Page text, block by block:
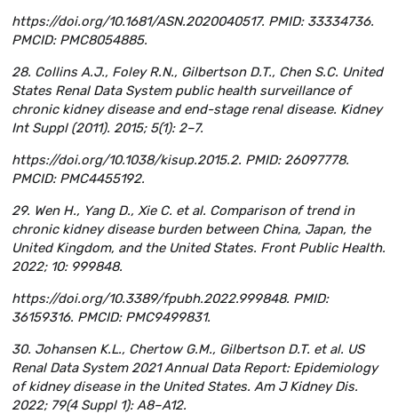
https://doi.org/10.1681/ASN.2020040517. PMID: 33334736.
PMCID: PMC8054885.
28. Collins A.J., Foley R.N., Gilbertson D.T., Chen S.C. United
States Renal Data System public health surveillance of
chronic kidney disease and end-stage renal disease. Kidney
Int Suppl (2011). 2015; 5(1): 2–7.
https://doi.org/10.1038/kisup.2015.2. PMID: 26097778.
PMCID: PMC4455192.
29. Wen H., Yang D., Xie C. et al. Comparison of trend in
chronic kidney disease burden between China, Japan, the
United Kingdom, and the United States. Front Public Health.
2022; 10: 999848.
https://doi.org/10.3389/fpubh.2022.999848. PMID:
36159316. PMCID: PMC9499831.
30. Johansen K.L., Chertow G.M., Gilbertson D.T. et al. US
Renal Data System 2021 Annual Data Report: Epidemiology
of kidney disease in the United States. Am J Kidney Dis.
2022; 79(4 Suppl 1): A8–A12.